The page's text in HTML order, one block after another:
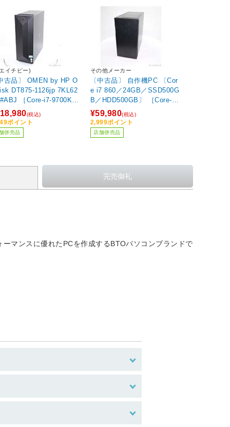
イチピー)
古品〕 OMEN by HP O
DT875-1126jp 7KL62
［Core-i7-9700K
／32GB／SSD512
GeForce RTX 2070(8
／Windows11 Pro(アッ
レード済み)］
(税込)
ポイント
併売品
その他メーカー
〔中古品〕 自作機PC 〔Cor
e i7 860／24GB／SSD500G
B／HDD500GB〕 ［Core-i7-
860 (2.8GHz)／24GB／HDD
500GB／SSD500GB／GeFo
rce GTX 1080Ti(11GB)／Wi
ndows10 Home］
¥59,980(税込)
2,999ポイント
店舗併売品
マンスに優れたPCを作成するBTOパソコンブランドで